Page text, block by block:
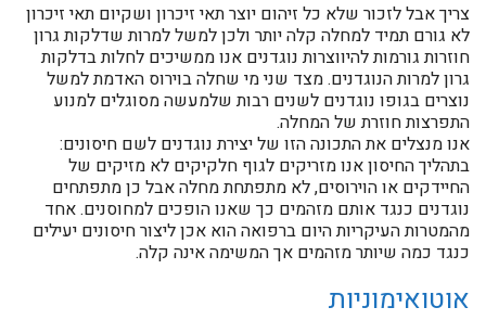
צריך אבל לזכור שלא כל זיהום יוצר תאי זיכרון ושקיום תאי זיכרון
לא גורם תמיד למחלה קלה יותר ולכן למשל למרות שדלקות גרון
חוזרות גורמות להיווצרות נוגדנים אנו ממשיכים לחלות בדלקות
גרון למרות הנוגדנים. מצד שני מי שחלה בוירוס האדמת למשל
נוצרים בגופו נוגדנים לשנים רבות שלמעשה מסוגלים למנוע
התפרצות חוזרת של המחלה.
אנו מנצלים את התכונה הזו של יצירת נוגדנים לשם חיסונים:
בתהליך החיסון אנו מזריקים לגוף חלקיקים לא מזיקים של
החיידקים או הוירוסים, לא מתפתחת מחלה אבל כן מתפתחים
נוגדנים כנגד אותם מזהמים כך שאנו הופכים למחוסנים. אחד
מהמטרות העיקריות היום ברפואה הוא אכן ליצור חיסונים יעילים
כנגד כמה שיותר מזהמים אך המשימה אינה קלה.
אוטואימוניות